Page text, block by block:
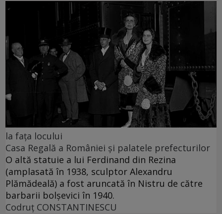
la fața locului
Casa Regală a României și palatele prefecturilor
O altă statuie a lui Ferdinand din Rezina
(amplasată în 1938, sculptor Alexandru
Plămădeală) a fost aruncată în Nistru de către
barbarii bolșevici în 1940.
Codruţ CONSTANTINESCU